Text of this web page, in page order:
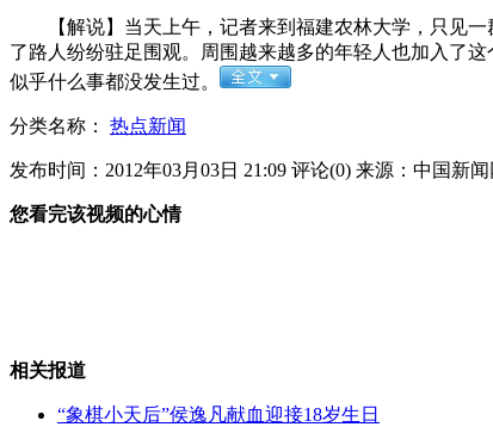
触目惊心凤爪加工窝点
温家宝：这些年 过得不易
温家宝：不到最后一刻 绝不松套
【解说】当天上午，记者来到福建农林大学，只见一
了路人纷纷驻足围观。周围越来越多的年轻人也加入了
似乎什么事都没发生过。
分类名称： 热点新闻
发布时间：2012年03月03日 21:09 评论(0) 来源：中国新闻
您看完该视频的心情
相关报道
“象棋小天后”侯逸凡献血迎接18岁生日